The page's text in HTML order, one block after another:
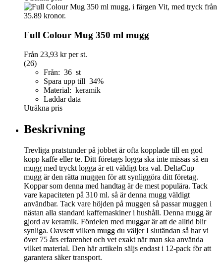
Full Colour Mug 350 ml mugg
Från 23,93 krper st.
(26)
Från: 36 st
Spara upp till 34%
Material: keramik
Laddar data
Uträkna pris
Beskrivning
Trevliga pratstunder på jobbet är ofta kopplade till en god
kopp kaffe eller te. Ditt företags logga ska inte missas så en
mugg med tryckt logga är ett väldigt bra val. DeltaCup
mugg är den rätta muggen för att synliggöra ditt företag.
Koppar som denna med handtag är de mest populära. Tack
vare kapaciteten på 310 ml. så är denna mugg väldigt
användbar. Tack vare höjden på muggen så passar muggen i
nästan alla standard kaffemaskiner i hushåll. Denna mugg är
gjord av keramik. Fördelen med muggar är att de alltid blir
synliga. Oavsett vilken mugg du väljer I slutändan så har vi
över 75 års erfarenhet och vet exakt när man ska använda
vilket material. Den här artikeln säljs endast i 12-pack för att
garantera säker transport.